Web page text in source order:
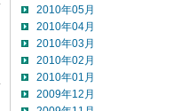
2010年05月
2010年04月
2010年03月
2010年02月
2010年01月
2009年12月